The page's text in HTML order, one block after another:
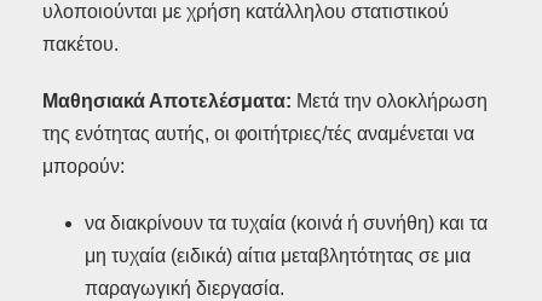
υλοποιούνται με χρήση κατάλληλου στατιστικού
πακέτου.
Μαθησιακά Αποτελέσματα: Μετά την ολοκλήρωση
της ενότητας αυτής, οι φοιτήτριες/τές αναμένεται να
μπορούν:
να διακρίνουν τα τυχαία (κοινά ή συνήθη) και τα
μη τυχαία (ειδικά) αίτια μεταβλητότητας σε μια
παραγωγική διεργασία.